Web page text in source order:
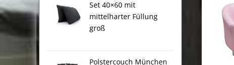
Set 40×60 mit
mittelharter Füllung
groß
Polstercouch München